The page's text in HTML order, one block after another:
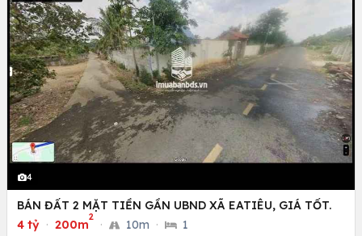
4
BÁN ĐẤT 2 MẶT TIỀN GẦN UBND XÃ EATIÊU, GIÁ TỐT.
4 tỷ · 200m
2
· 10m · 1